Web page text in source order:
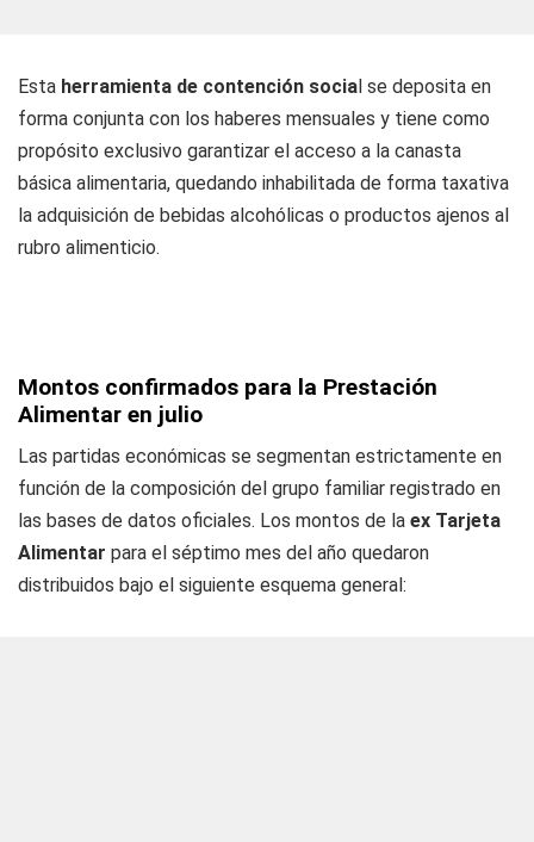
Esta herramienta de contención social se deposita en
forma conjunta con los haberes mensuales y tiene como
propósito exclusivo garantizar el acceso a la canasta
básica alimentaria, quedando inhabilitada de forma taxativa
la adquisición de bebidas alcohólicas o productos ajenos al
rubro alimenticio.
Montos confirmados para la Prestación
Alimentar en julio
Las partidas económicas se segmentan estrictamente en
función de la composición del grupo familiar registrado en
las bases de datos oficiales. Los montos de la ex Tarjeta
Alimentar para el séptimo mes del año quedaron
distribuidos bajo el siguiente esquema general: